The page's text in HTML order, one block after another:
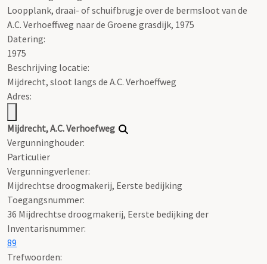
Loopplank, draai- of schuifbrugje over de bermsloot van de
A.C. Verhoeffweg naar de Groene grasdijk, 1975
Datering:
1975
Beschrijving locatie:
Mijdrecht, sloot langs de A.C. Verhoeffweg
Adres:
Mijdrecht, A.C. Verhoefweg
Vergunninghouder:
Particulier
Vergunningverlener:
Mijdrechtse droogmakerij, Eerste bedijking
Toegangsnummer:
36 Mijdrechtse droogmakerij, Eerste bedijking der
Inventarisnummer:
89
Trefwoorden: